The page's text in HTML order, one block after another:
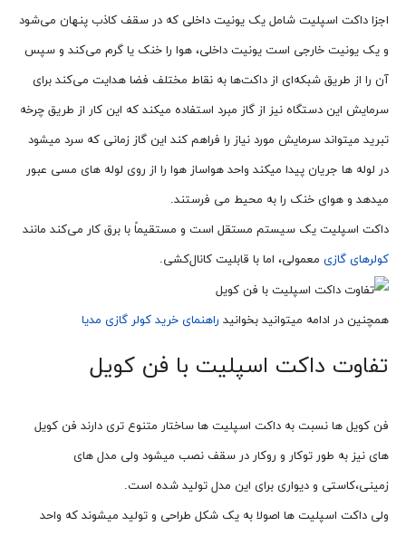
اجزا داکت اسپلیت شامل یک یونیت داخلی که در سقف کاذب پنهان می‌شود
و یک یونیت خارجی است یونیت داخلی، هوا را خنک یا گرم می‌کند و سپس
آن را از طریق شبکه‌ای از داکت‌ها به نقاط مختلف فضا هدایت می‌کند برای
سرمایش این دستگاه نیز از گاز مبرد استفاده میکند که این کار از طریق چرخه
تبرید میتواند سرمایش مورد نیاز را فراهم کند این گاز زمانی که سرد میشود
در لوله ها جریان پیدا میکند واحد هواساز هوا را از روی لوله های مسی عبور
میدهد و هوای خنک را به محیط می فرستند.
داکت اسپلیت یک سیستم مستقل است و مستقیماً با برق کار می‌کند مانند
کولرهای گازی معمولی، اما با قابلیت کانال‌کشی.
همچنین در ادامه میتوانید بخوانید راهنمای خرید کولر گازی مدیا
تفاوت داکت اسپلیت با فن کویل
فن کویل ها نسبت به داکت اسپلیت ها ساختار متنوع تری دارند فن کویل
های نیز به طور توکار و روکار در سقف نصب میشود ولی مدل های
زمینی،کاستی و دیواری برای این مدل تولید شده است.
ولی داکت اسپلیت ها اصولا به یک شکل طراحی و تولید میشوند که واحد